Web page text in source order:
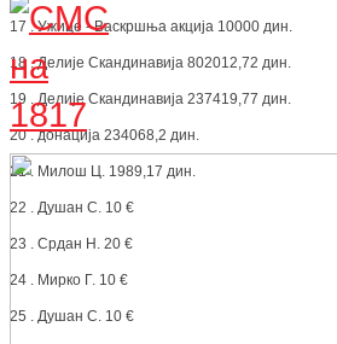
17 . Ужице - Васкршња акција 10000 дин.
18 . Делије Скандинавија 802012,72 дин.
19 . Делије Скандинавија 237419,77 дин.
20 . донација 234068,2 дин.
21 . Милош Ц. 1989,17 дин.
22 . Душан С. 10 €
23 . Срдан Н. 20 €
24 . Мирко Г. 10 €
25 . Душан С. 10 €